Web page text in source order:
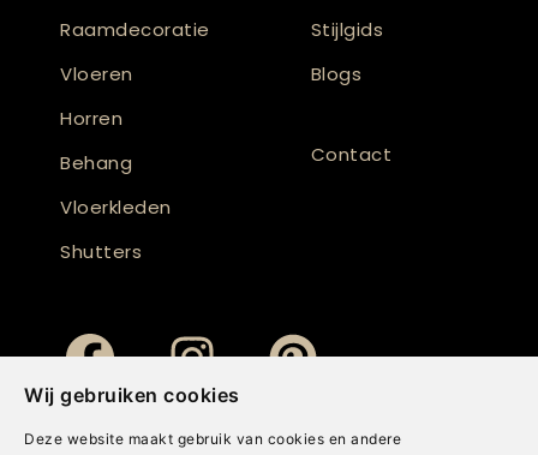
Wij gebruiken cookies
Deze website maakt gebruik van cookies en andere
Raamdecoratie
Vloeren
Horren
Behang
Vloerkleden
Shutters
Stijlgids
Blogs
Contact